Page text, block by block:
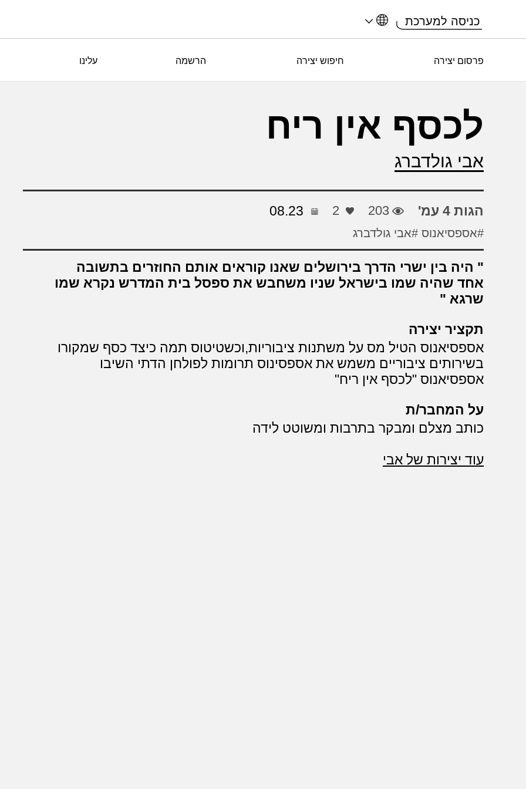
כניסה למערכת
פרסום יצירה חיפוש יצירה הרשמה עלינו
לכסף אין ריח
אבי גולדברג
הגות 4 עמ' 203
2
08.23
#אספסיאנוס #אבי גולדברג
היה בין ישרי הדרך בירושלים שאנו קוראים אותם החוזרים בתשובה
אחד שהיה שמו בישראל שניו משחבש את ספסל בית המדרש נקרא שמו
שרגא
תקציר יצירה
אספסיאנוס הטיל מס על משתנות ציבוריות,וכשטיטוס תמה כיצד כסף שמקורו
בשירותים ציבוריים משמש את אספסינוס תרומות לפולחן הדתי השיבו
אספסיאנוס "לכסף אין ריח"
על המחבר/ת
כותב מצלם ומבקר בתרבות ומשוטט לידה
עוד יצירות של אבי